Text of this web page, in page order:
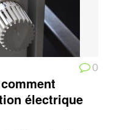
0
électrique